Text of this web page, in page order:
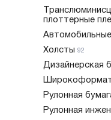
плоттерные
Холсты 92
Дизайнерская
Рулонная
Рулонная